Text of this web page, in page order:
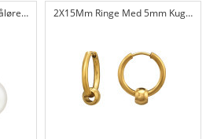
Perledrop Guld Farve - Stålørestikker 316L kirurgisk rustfrit stål CH51438 2X15Mm Ringe Med 5mm Kugle I Guld - Stålcreoler 316L kirurgisk rustfrit stål CH51437